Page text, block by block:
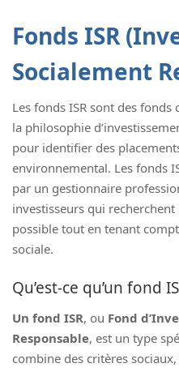
Fonds ISR
Socialement
Les fonds ISR sont des
la philosophie
pour identifier des
environnemental. Les fonds
par un gestionnaire
investisseurs qui
possible tout en tenant
sociale.
Qu’est-ce qu’un fond
Un fond ISR, ou Fond
Responsable, est un type
combine des critères